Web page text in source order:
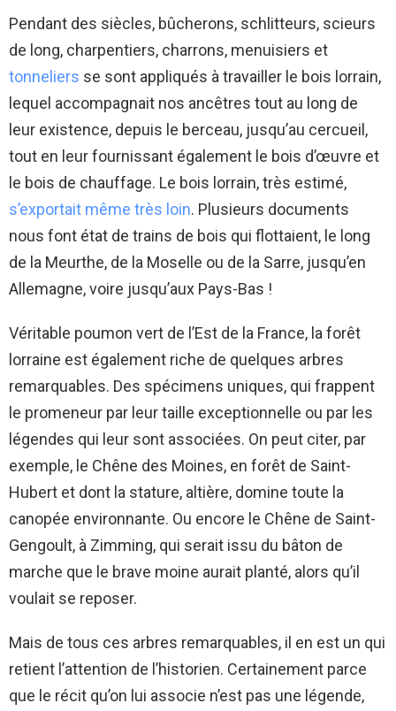
Pendant des siècles, bûcherons, schlitteurs, scieurs
de long, charpentiers, charrons, menuisiers et
tonneliers se sont appliqués à travailler le bois lorrain,
lequel accompagnait nos ancêtres tout au long de
leur existence, depuis le berceau, jusqu’au cercueil,
tout en leur fournissant également le bois d’œuvre et
le bois de chauffage. Le bois lorrain, très estimé,
s’exportait même très loin. Plusieurs documents
nous font état de trains de bois qui flottaient, le long
de la Meurthe, de la Moselle ou de la Sarre, jusqu’en
Allemagne, voire jusqu’aux Pays-Bas !
Véritable poumon vert de l’Est de la France, la forêt
lorraine est également riche de quelques arbres
remarquables. Des spécimens uniques, qui frappent
le promeneur par leur taille exceptionnelle ou par les
légendes qui leur sont associées. On peut citer, par
exemple, le Chêne des Moines, en forêt de Saint-
Hubert et dont la stature, altière, domine toute la
canopée environnante. Ou encore le Chêne de Saint-
Gengoult, à Zimming, qui serait issu du bâton de
marche que le brave moine aurait planté, alors qu’il
voulait se reposer.
Mais de tous ces arbres remarquables, il en est un qui
retient l’attention de l’historien. Certainement parce
que le récit qu’on lui associe n’est pas une légende,